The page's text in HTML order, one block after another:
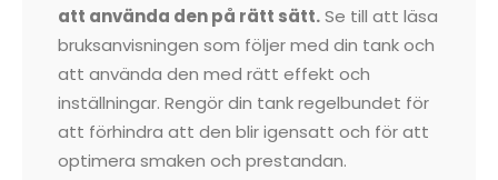
att använda den på rätt sätt.Se till att läsa
bruksanvisningen som följer med din tank och
att använda den med rätt effekt och
inställningar. Rengör din tank regelbundet för
att förhindra att den blir igensatt och för att
optimera smaken och prestandan.